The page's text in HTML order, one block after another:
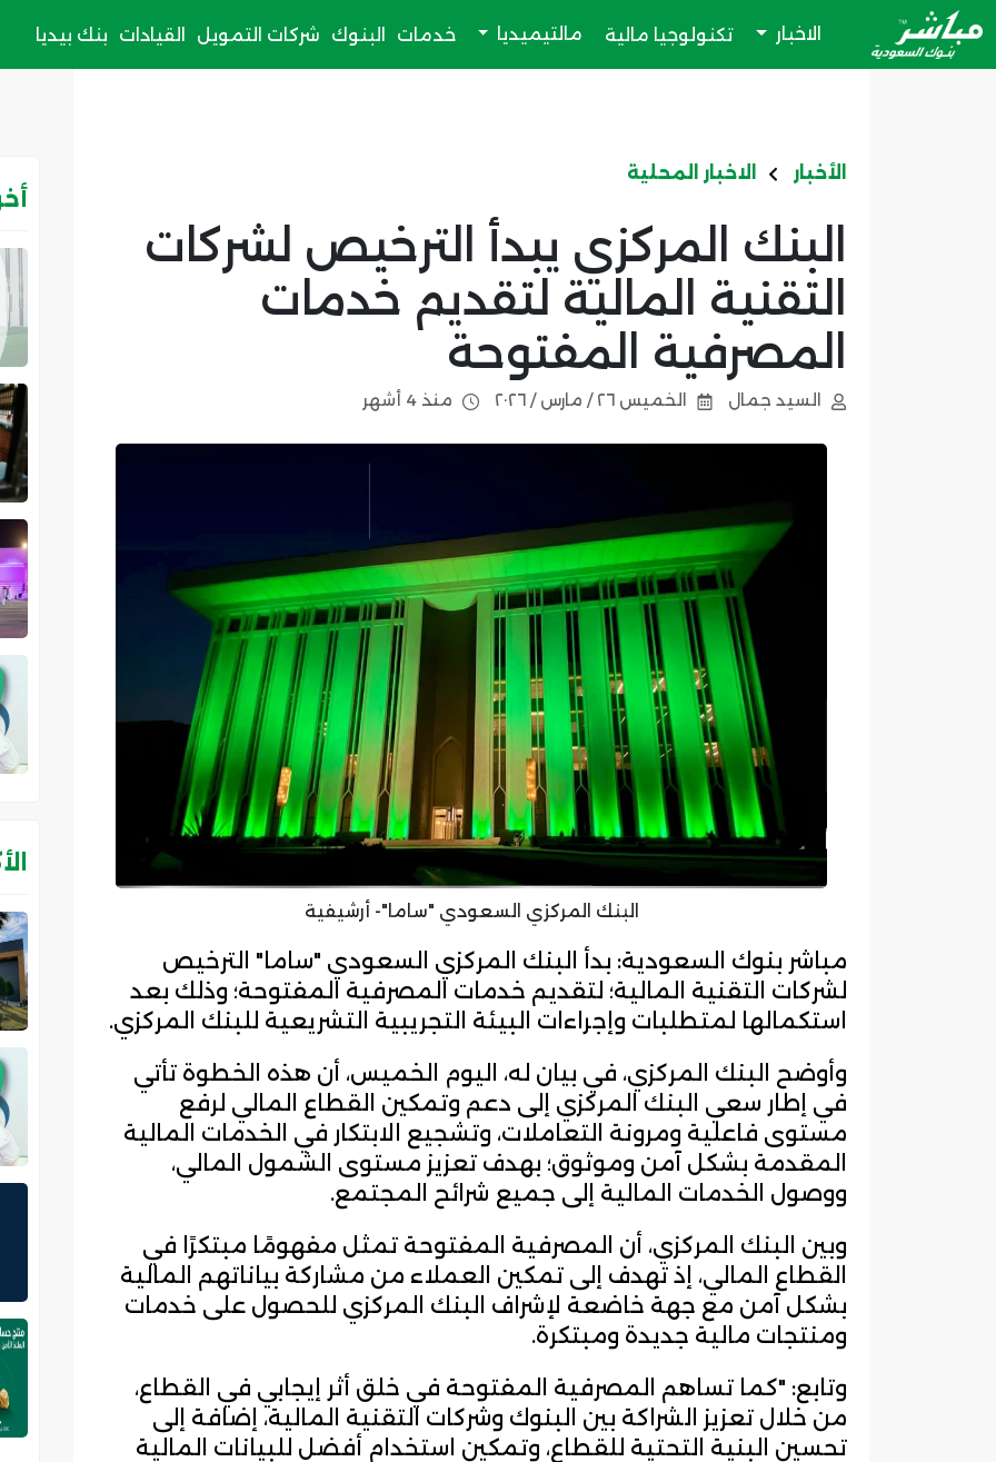
الاخبار تكنولوجيا مالية مالتيميديا خدمات البنوك شركات التمويل القيادات بنك بيديا
الأخبار الاخبار المحلية
البنك المركزي يبدأ الترخيص لشركات
التقنية المالية لتقديم خدمات
المصرفية المفتوحة
السيد جمال الخميس ٢٦ / مارس / ٢٠٢٦ منذ 4 أشهر
البنك المركزي السعودي "ساما"- أرشيفية
مباشر بنوك السعودية: بدأ البنك المركزي السعودي "ساما" الترخيص
لشركات التقنية المالية؛ لتقديم خدمات المصرفية المفتوحة؛ وذلك بعد
استكمالها لمتطلبات وإجراءات البيئة التجريبية التشريعية للبنك المركزي.
وأوضح البنك المركزي، في بيان له، اليوم الخميس، أن هذه الخطوة تأتي
في إطار سعي البنك المركزي إلى دعم وتمكين القطاع المالي لرفع
مستوى فاعلية ومرونة التعاملات، وتشجيع الابتكار في الخدمات المالية
المقدمة بشكل آمن وموثوق؛ بهدف تعزيز مستوى الشمول المالي،
ووصول الخدمات المالية إلى جميع شرائح المجتمع.
وبين البنك المركزي، أن المصرفية المفتوحة تمثل مفهومًا مبتكرًا في
القطاع المالي، إذ تهدف إلى تمكين العملاء من مشاركة بياناتهم المالية
بشكل آمن مع جهة خاضعة لإشراف البنك المركزي للحصول على خدمات
ومنتجات مالية جديدة ومبتكرة.
وتابع: "كما تساهم المصرفية المفتوحة في خلق أثر إيجابي في القطاع،
من خلال تعزيز الشراكة بين البنوك وشركات التقنية المالية، إضافة إلى
تحسين البنية التحتية للقطاع، وتمكين استخدام أفضل للبيانات المالية